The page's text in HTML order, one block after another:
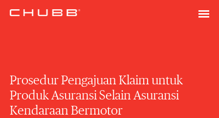
Prosedur Pengajuan Klaim untuk
Produk Asuransi Selain Asuransi
Kendaraan Bermotor